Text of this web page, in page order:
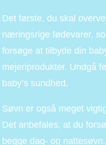
Det første, du skal
næringsrige fødevarer,
forsøge at tilbyde din
mejeriprodukter. Undgå
baby’s sundhed.
Søvn er også meget
Det anbefales, at du
begge dag- og